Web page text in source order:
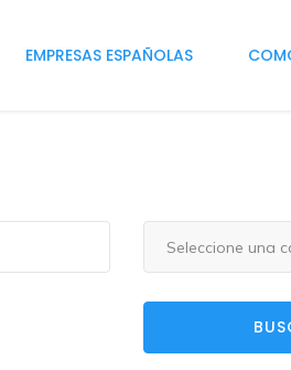
EMPRESAS ESPAÑOLAS
Seleccione una